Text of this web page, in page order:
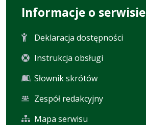
Informacje o serwisie
Deklaracja dostępności
Instrukcja obsługi
Słownik skrótów
Zespół redakcyjny
Mapa serwisu